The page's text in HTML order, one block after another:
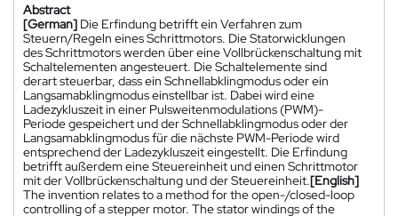
Abstract
[German] Die Erfindung betrifft ein Verfahren zum
Steuern/Regeln eines Schrittmotors. Die Statorwicklungen
des Schrittmotors werden über eine Vollbrückenschaltung mit
Schaltelementen angesteuert. Die Schaltelemente sind
derart steuerbar, dass ein Schnellabklingmodus oder ein
Langsamabklingmodus einstellbar ist. Dabei wird eine
Ladezykluszeit in einer Pulsweitenmodulations (PWM)-
Periode gespeichert und der Schnellabklingmodus oder der
Langsamabklingmodus für die nächste PWM-Periode wird
entsprechend der Ladezykluszeit eingestellt. Die Erfindung
betrifft außerdem eine Steuereinheit und einen Schrittmotor
mit der Vollbrückenschaltung und der Steuereinheit.[English]
The invention relates to a method for the open-/closed-loop
controlling of a stepper motor. The stator windings of the